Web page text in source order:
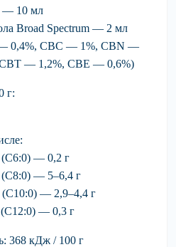
— 10 мл
Broad Spectrum — 2 мл
0,4%, CBC — 1%, CBN —
— 1,2%, CBE — 0,6%)
г:
(C6:0) — 0,2 г
(C8:0) — 5–6,4 г
(C10:0) — 2,9–4,4 г
(C12:0) — 0,3 г
368 кДж / 100 г